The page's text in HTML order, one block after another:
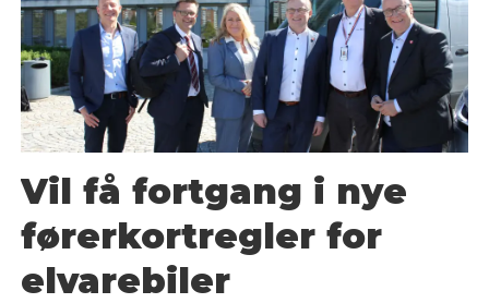
Vil få fortgang i nye
førerkortregler for
elvarebiler